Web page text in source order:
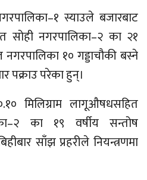
स्याउले बजारबाट
सोही नगरपालिका–२ का २१
नगरपालिका १० गड्डाचौकी बस्ने
पक्राउ परेका हुन्।
मिलिग्राम लागूऔषधसहित
का १९ वर्षीय सन्तोष
साँझ प्रहरीले नियन्त्रणमा